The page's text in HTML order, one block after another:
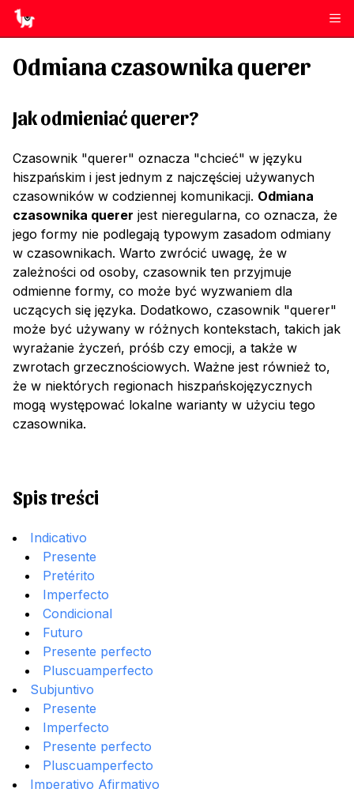
Odmiana czasownikaquerer
Jak odmieniaćquerer?
Czasownik "querer" oznacza "chcieć" w języku
hiszpańskim i jest jednym z najczęściej używanych
czasowników w codziennej komunikacji. Odmiana
czasownika querer jest nieregularna, co oznacza, że
jego formy nie podlegają typowym zasadom odmiany
w czasownikach. Warto zwrócić uwagę, że w
zależności od osoby, czasownik ten przyjmuje
odmienne formy, co może być wyzwaniem dla
uczących się języka. Dodatkowo, czasownik "querer"
może być używany w różnych kontekstach, takich jak
wyrażanie życzeń, próśb czy emocji, a także w
zwrotach grzecznościowych. Ważne jest również to,
że w niektórych regionach hiszpańskojęzycznych
mogą występować lokalne warianty w użyciu tego
czasownika.
Spis treści
Indicativo
Presente
Pretérito
Imperfecto
Condicional
Futuro
Presente perfecto
Pluscuamperfecto
Subjuntivo
Presente
Imperfecto
Presente perfecto
Pluscuamperfecto
Imperativo Afirmativo